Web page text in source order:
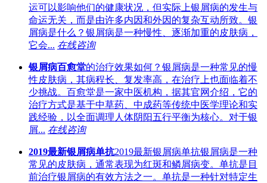
运可以影响他们的健康状况，但实际上银屑病的发生与
命运无关，而是由许多内因和外因的复杂互动所致。银
屑病是什么？银屑病是一种慢性、逐渐加重的皮肤病，
它会... 在线咨询
银屑病百愈堂的治疗效果如何？银屑病是一种常见的慢
性皮肤病，其病程长、复发率高，在治疗上也面临着不
少挑战。百愈堂是一家中医机构，据其官网介绍，它的
治疗方式是基于中草药、中成药等传统中医学理论和实
践经验，以全面调理人体阴阳五行平衡为核心。对于银
屑... 在线咨询
2019最新银屑病单抗2019最新银屑病单抗银屑病是一种
常见的皮肤病，通常表现为红斑和鳞屑病变。单抗是目
前治疗银屑病的有效方法之一。单抗是一种针对特定生